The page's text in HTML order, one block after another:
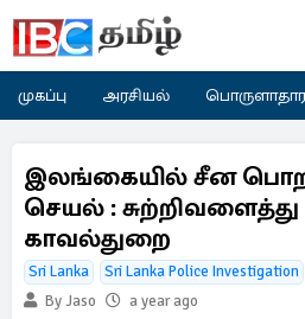
முகப்பு அரசியல்
இலங்கையில் சீன
செயல் : சுற்றிவளைத்து
காவல்துறை
Sri Lanka Sri Lanka Police Investigation
By Jaso
a year ago